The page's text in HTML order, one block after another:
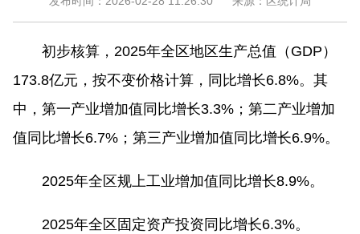
初步核算，2025年全区地区生产总值（GDP）
173.8亿元，按不变价格计算，同比增长6.8%。其
中，第一产业增加值同比增长3.3%；第二产业增加
值同比增长6.7%；第三产业增加值同比增长6.9%。
2025年全区规上工业增加值同比增长8.9%。
2025年全区固定资产投资同比增长6.3%。